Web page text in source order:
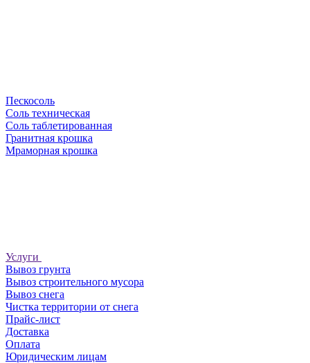
Пескосоль
Соль техническая
Соль таблетированная
Гранитная крошка
Мраморная крошка
Услуги
Вывоз грунта
Вывоз строительного мусора
Вывоз снега
Чистка территории от снега
Прайс-лист
Доставка
Оплата
Юридическим лицам